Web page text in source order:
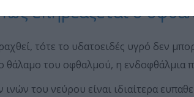
επηρεάζεται ο
τότε το υδατοειδές υγρό δεν
του οφθαλμού, η ενδοφθάλμια
του νεύρου είναι ιδιαίτερα